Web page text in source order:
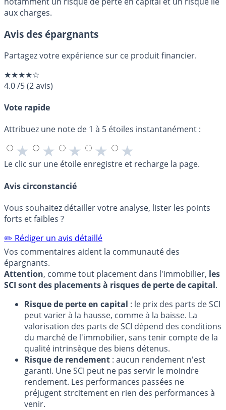
aux charges.
Avis des épargnants
Partagez votre expérience sur ce produit financier.
★★★★☆
4.0/5(2avis)
Vote rapide
Attribuez une note de 1 à 5 étoiles instantanément :
★ ★ ★ ★ ★
Le clic sur une étoile enregistre et recharge la page.
Avis circonstancié
Vous souhaitez détailler votre analyse, lister les points
forts et faibles ?
✏️ Rédiger un avis détaillé
Vos commentaires aident la communauté des
épargnants.
Attention, comme tout placement dans l'immobilier, les
SCI sont des placements à risques de perte de capital.
Risque de perte en capital : le prix des parts de SCI
peut varier à la hausse, comme à la baisse. La
valorisation des parts de SCI dépend des conditions
du marché de l'immobilier, sans tenir compte de la
qualité intrinsèque des biens détenus.
Risque de rendement : aucun rendement n'est
garanti. Une SCI peut ne pas servir le moindre
rendement. Les performances passées ne
préjugent strcitement en rien des performances à
venir.